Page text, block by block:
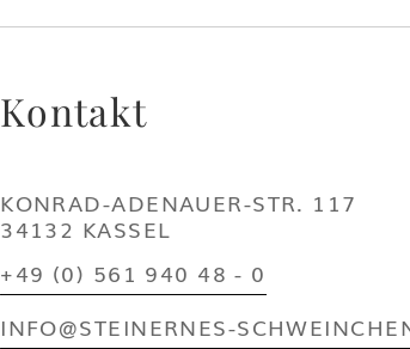
Kontakt
KONRAD-ADENAUER-STR. 117
34132 KASSEL
+49 (0) 561 940 48 - 0
INFO@STEINERNES-